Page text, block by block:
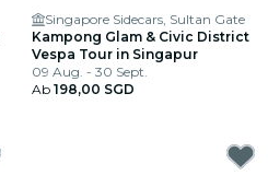
Singapore Sidecars, Sultan Gate
Kampong Glam & Civic District
Vespa Tour in Singapur
09 Aug. - 30 Sept.
Ab 198,00 SGD